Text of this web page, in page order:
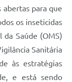
para que
os inseticidas
da Saúde (OMS)
Sanitária
às estratégias
e está sendo